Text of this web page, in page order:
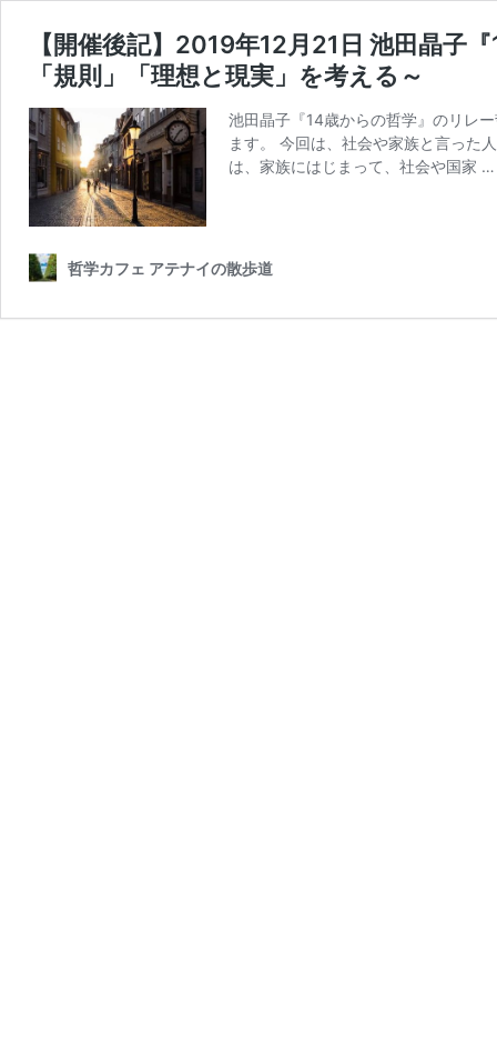
【開催後記】2019年12月21日 池田晶
「規則」「理想と現実」を考える～
池田晶子『14歳からの哲学』のリレ
ます。 今回は、社会や家族と言った
は、家族にはじまって、社会や国家
哲学カフェ アテナイの散歩道